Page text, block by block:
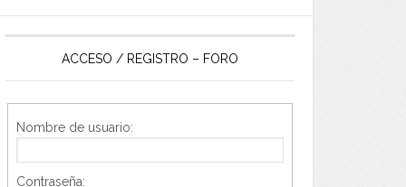
ACCESO / REGISTRO – FORO
Nombre de usuario:
Contraseña: